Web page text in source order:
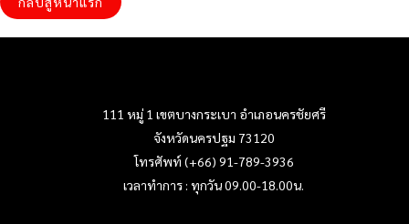
111 หมู่ 1 เขตบางกระเบา อำเภอนครชัยศรี
จังหวัดนครปฐม 73120
โทรศัพท์ (+66) 91-789-3936
เวลาทำการ : ทุกวัน 09.00-18.00น.